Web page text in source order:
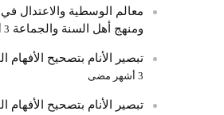
معالم الوسطية والاعتدال
ومنهج أهل السنة والجماعة 3 أشهر مضى
تبصير الأنام بتصحيح الأفهام
3 أشهر مضى
تبصير الأنام بتصحيح الأفهام